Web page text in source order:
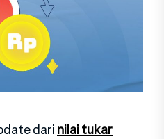
darinilai tukar